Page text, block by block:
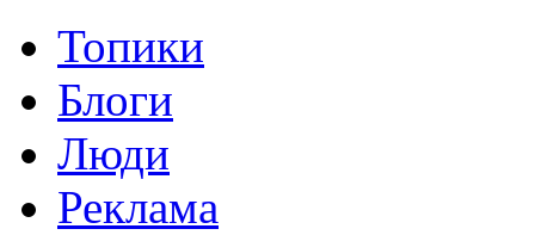
Топики
Блоги
Люди
Реклама